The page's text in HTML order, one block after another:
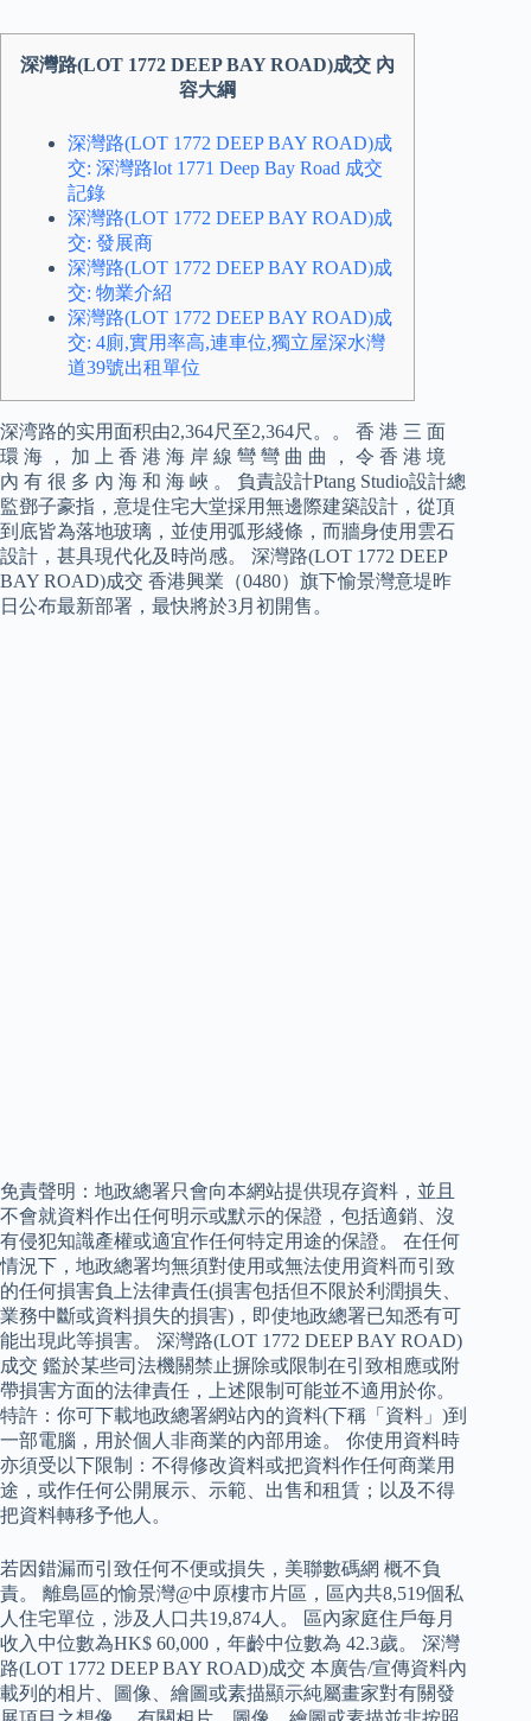
深灣路(LOT 1772 DEEP BAY ROAD)成交 內
容大綱
深灣路(LOT 1772 DEEP BAY ROAD)成
交: 深灣路lot 1771 Deep Bay Road 成交
記錄
深灣路(LOT 1772 DEEP BAY ROAD)成
交: 發展商
深灣路(LOT 1772 DEEP BAY ROAD)成
交: 物業介紹
深灣路(LOT 1772 DEEP BAY ROAD)成
交: 4廁,實用率高,連車位,獨立屋深水灣
道39號出租單位
深湾路的实用面积由2,364尺至2,364尺。。 香 港 三 面
環 海 ， 加 上 香 港 海 岸 線 彎 彎 曲 曲 ， 令 香 港 境
內 有 很 多 內 海 和 海 峽 。 負責設計Ptang Studio設計總
監鄧子豪指，意堤住宅大堂採用無邊際建築設計，從頂
到底皆為落地玻璃，並使用弧形綫條，而牆身使用雲石
設計，甚具現代化及時尚感。 深灣路(LOT 1772 DEEP
BAY ROAD)成交 香港興業（0480）旗下愉景灣意堤昨
日公布最新部署，最快將於3月初開售。
免責聲明：地政總署只會向本網站提供現存資料，並且
不會就資料作出任何明示或默示的保證，包括適銷、沒
有侵犯知識產權或適宜作任何特定用途的保證。 在任何
情況下，地政總署均無須對使用或無法使用資料而引致
的任何損害負上法律責任(損害包括但不限於利潤損失、
業務中斷或資料損失的損害)，即使地政總署已知悉有可
能出現此等損害。 深灣路(LOT 1772 DEEP BAY ROAD)
成交 鑑於某些司法機關禁止摒除或限制在引致相應或附
帶損害方面的法律責任，上述限制可能並不適用於你。
特許：你可下載地政總署網站內的資料(下稱「資料」)到
一部電腦，用於個人非商業的內部用途。 你使用資料時
亦須受以下限制：不得修改資料或把資料作任何商業用
途，或作任何公開展示、示範、出售和租賃；以及不得
把資料轉移予他人。
若因錯漏而引致任何不便或損失，美聯數碼網 概不負
責。 離島區的愉景灣@中原樓市片區，區內共8,519個私
人住宅單位，涉及人口共19,874人。 區內家庭住戶每月
收入中位數為HK$ 60,000，年齡中位數為 42.3歲。 深灣
路(LOT 1772 DEEP BAY ROAD)成交 本廣告/宣傳資料內
載列的相片、圖像、繪圖或素描顯示純屬畫家對有關發